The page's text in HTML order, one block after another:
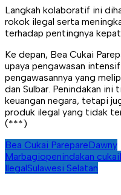
Langkah kolaboratif ini
rokok ilegal serta
terhadap pentingnya
Ke depan, Bea Cukai
upaya pengawasan
pengawasannya yang
dan Sulbar. Penindakan ini
keuangan negara, tetapi
produk ilegal yang tidak
(***)
Bea Cukai ParepareDawny
Marbagiopenindakan cukai
IlegalSulawesi Selatan